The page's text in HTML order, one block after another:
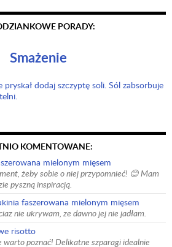
PORADY:
Smażenie
pryskał dodaj szczyptę soli. Sól zabsorbuje
KOMENTOWANE:
mielonym mięsem
żeby sobie o niej przypomnieć! 😊 Mam
pyszną inspiracją.
faszerowana mielonym mięsem
nie ukrywam, ze dawno jej nie jadłam.
risotto
warto poznać! Delikatne szparagi idealnie